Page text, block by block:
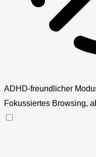
ADHD-freundlicher
Fokussiertes Browsing,